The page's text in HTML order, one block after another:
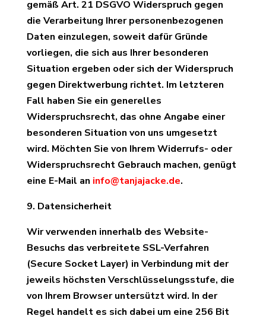
gemäß Art. 21 DSGVO Widerspruch gegen
die Verarbeitung Ihrer personenbezogenen
Daten einzulegen, soweit dafür Gründe
vorliegen, die sich aus Ihrer besonderen
Situation ergeben oder sich der Widerspruch
gegen Direktwerbung richtet. Im letzteren
Fall haben Sie ein generelles
Widerspruchsrecht, das ohne Angabe einer
besonderen Situation von uns umgesetzt
wird. Möchten Sie von Ihrem Widerrufs- oder
Widerspruchsrecht Gebrauch machen, genügt
eine E-Mail an info@tanjajacke.de.
9. Datensicherheit
Wir verwenden innerhalb des Website-
Besuchs das verbreitete SSL-Verfahren
(Secure Socket Layer) in Verbindung mit der
jeweils höchsten Verschlüsselungsstufe, die
von Ihrem Browser untersützt wird. In der
Regel handelt es sich dabei um eine 256 Bit